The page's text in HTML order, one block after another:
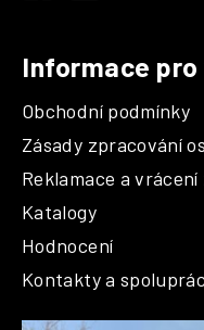
Informace pro
Obchodní podmínky
Zásady zpracování
Reklamace a vrácení
Katalogy
Hodnocení
Kontakty a